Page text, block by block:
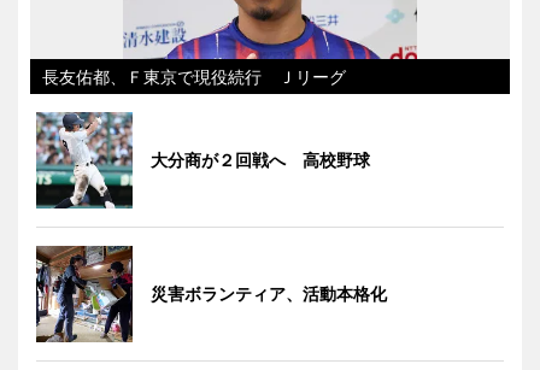
長友佑都、Ｆ東京で現役続行 Ｊリーグ
大分商が２回戦へ 高校野球
災害ボランティア、活動本格化